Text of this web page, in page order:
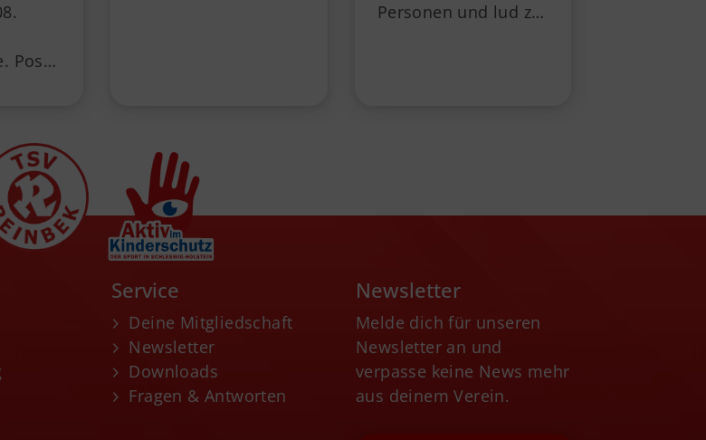
Pos…
Personen und lud z…
Service
Deine Mitgliedschaft
Newsletter
Downloads
Fragen & Antworten
Newsletter
Melde dich für unseren
Newsletter an und
verpasse keine News mehr
aus deinem Verein.